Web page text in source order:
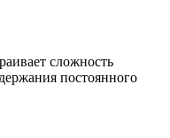
сложность
постоянного